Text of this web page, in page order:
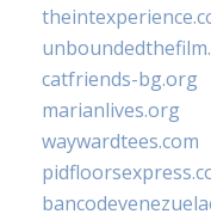
catfriends-bg.org
marianlives.org
waywardtees.com